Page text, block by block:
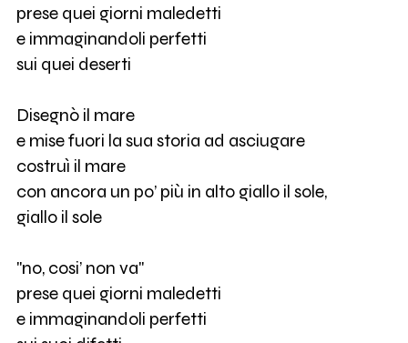
prese quei giorni maledetti
e immaginandoli perfetti
sui quei deserti
Disegnò il mare
e mise fuori la sua storia ad asciugare
costruì il mare
con ancora un po’ più in alto giallo il sole,
giallo il sole
"no, cosi’ non va"
prese quei giorni maledetti
e immaginandoli perfetti